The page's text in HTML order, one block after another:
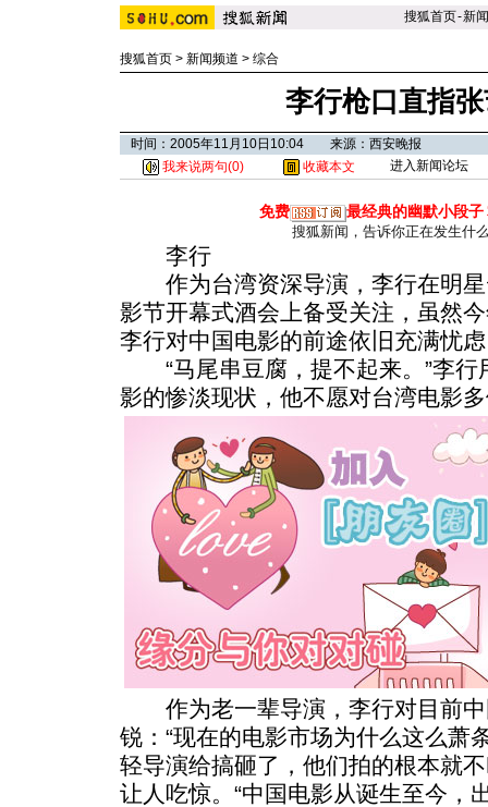
搜狐首页-新闻
搜狐首页 > 新闻频道 > 综合
李行枪口直指
时间：2005年11月10日10:04 来源：西安晚报
我来说两句(0) 收藏本文 进入新闻论坛
免费 最经典的幽默小段子
搜狐新闻，告诉你正在发生什
李行
作为台湾资深导演，李行在明星
影节开幕式酒会上备受关注，虽然
李行对中国电影的前途依旧充满忧
“马尾串豆腐，提不起来。”李行
影的惨淡现状，他不愿对台湾电影
作为老一辈导演，李行对目前中
锐：“现在的电影市场为什么这么萧
轻导演给搞砸了，他们拍的根本就
让人吃惊。“中国电影从诞生至今，